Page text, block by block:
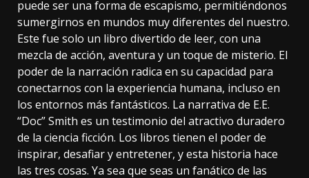
puede ser una forma de escapismo, permitiéndonos
sumergirnos en mundos muy diferentes del nuestro.
Este fue solo un libro divertido de leer, con una
mezcla de acción, aventura y un toque de misterio. El
poder de la narración radica en su capacidad para
conectarnos con la experiencia humana, incluso en
los entornos más fantásticos. La narrativa de E.E.
“Doc” Smith es un testimonio del atractivo duradero
de la ciencia ficción. Los libros tienen el poder de
inspirar, desafiar y entretener, y esta historia hace
las tres cosas. Ya sea que seas un fanático de las